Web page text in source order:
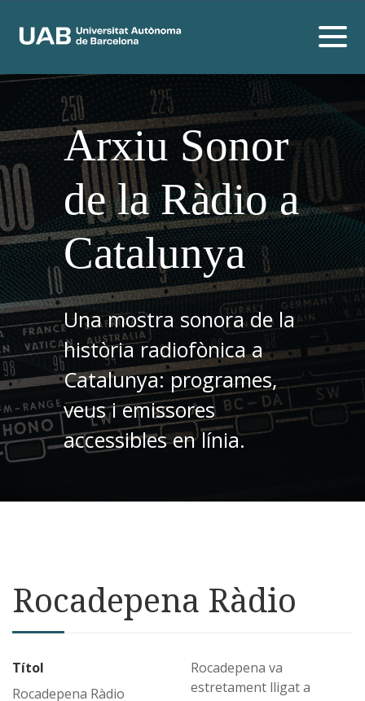
Arxiu Sonor
de la Ràdio a
Catalunya
Una mostra sonora de la
història radiofònica a
Catalunya: programes,
veus i emissores
accessibles en línia.
Rocadepena Ràdio
Títol
Rocadepena Ràdio
Rocadepena va
estretament lligat a